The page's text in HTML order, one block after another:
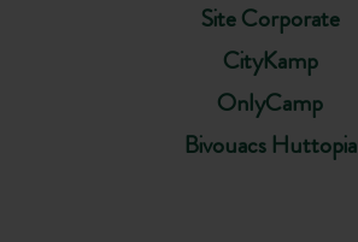
Site Corporate
CityKamp
OnlyCamp
Bivouacs Huttopia